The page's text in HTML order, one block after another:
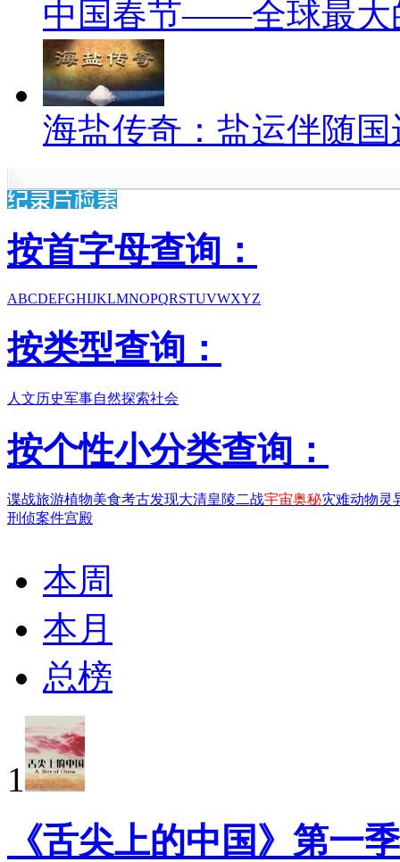
中国春节——全球最大
海盐传奇：盐运伴随
按首字母查询：
ABCDEFGHIJKLMNOPQRSTUVWXYZ
按类型查询：
人文历史军事自然探索社会
按个性小分类查询：
谍战旅游植物美食考古发现大清皇陵二战宇宙奥秘灾难动物灵
刑侦案件宫殿
本周
本月
总榜
1
《舌尖上的中国》第一季